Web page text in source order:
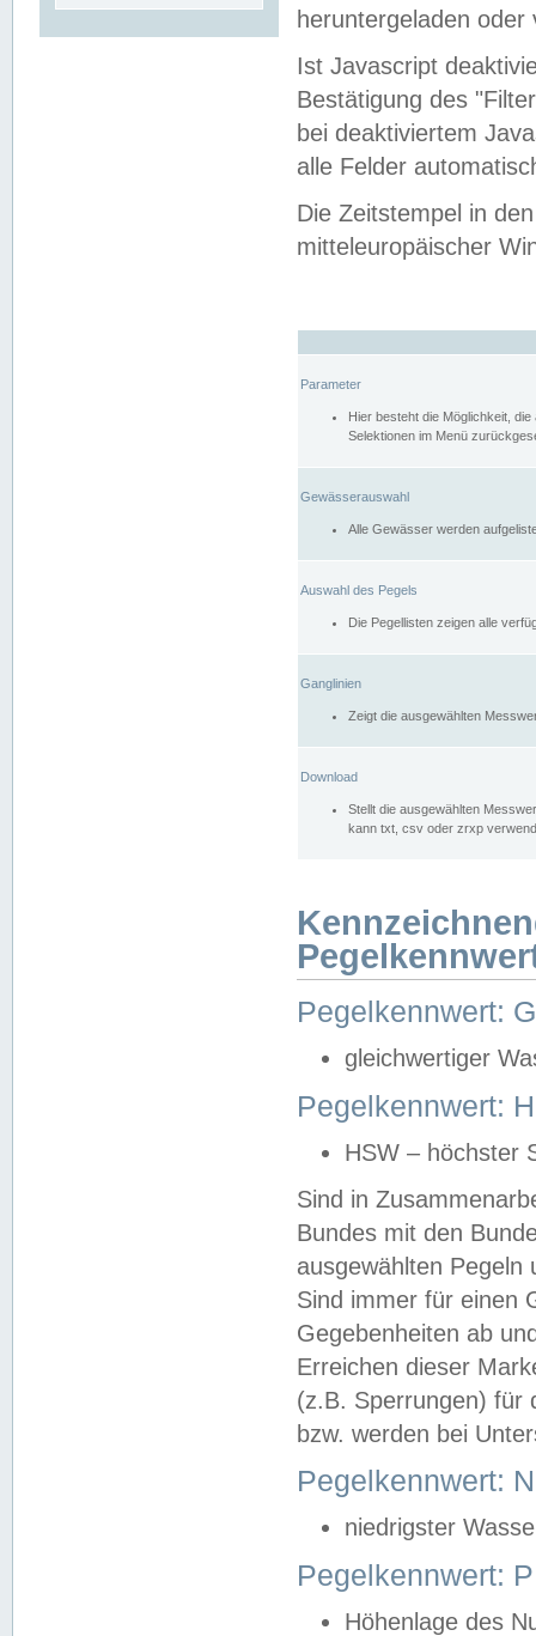
heruntergeladen oder
Ist Javascript
Bestätigung des
bei deaktiviertem
alle Felder
Die Zeitstempel in
mitteleuropäischer
Parameter
Hier besteht die Möglichkeit,
Selektionen im Menü
Gewässerauswahl
Alle Gewässer werden
Auswahl des Pegels
Die Pegellisten zeigen alle
Ganglinien
Zeigt die ausgewählten
Download
Stellt die ausgewählten
kann txt, csv oder zrxp
Pegelkennwert:
gleichwertiger
Pegelkennwert:
HSW – höchster
Sind in
Bundes mit den
ausgewählten
Sind immer für einen
Gegebenheiten ab
Erreichen dieser
(z.B. Sperrungen) für
bzw. werden bei
Pegelkennwert:
niedrigster
Pegelkennwert:
Höhenlage des